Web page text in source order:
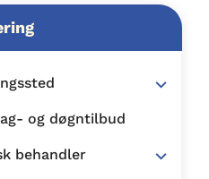
og døgntilbud
behandler